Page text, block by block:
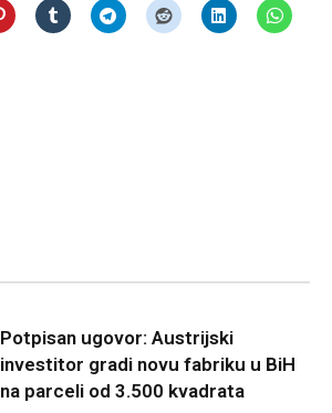
Potpisan ugovor: Austrijski
investitor gradi novu fabriku u BiH
na parceli od 3.500 kvadrata